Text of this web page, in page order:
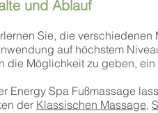
und Ablauf
Sie, die
auf höchstem
die Möglichkeit zu geben,
Energy Spa Fußmassage
der Klassischen Massage,